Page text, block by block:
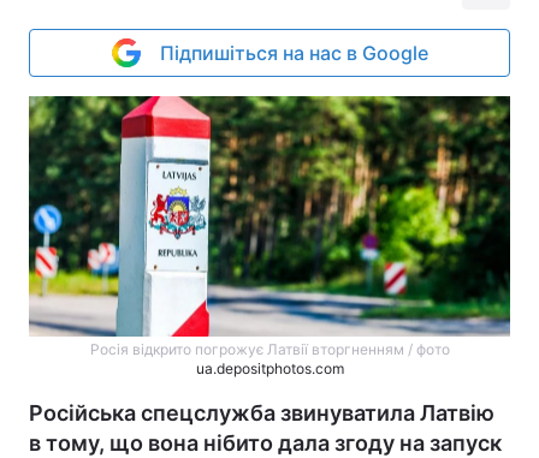
Підпишіться на нас в Google
Росія відкрито погрожує Латвії вторгненням / фото
ua.depositphotos.com
Російська спецслужба звинуватила Латвію
в тому, що вона нібито дала згоду на запуск